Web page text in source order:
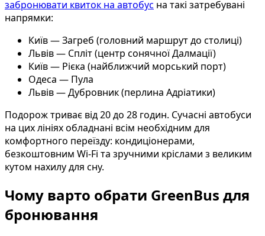
забронювати квиток на автобус на такі затребувані
напрямки:
Київ — Загреб (головний маршрут до столиці)
Львів — Спліт (центр сонячної Далмації)
Київ — Рієка (найближчий морський порт)
Одеса — Пула
Львів — Дубровник (перлина Адріатики)
Подорож триває від 20 до 28 годин. Сучасні автобуси
на цих лініях обладнані всім необхідним для
комфортного переїзду: кондиціонерами,
безкоштовним Wi-Fi та зручними кріслами з великим
кутом нахилу для сну.
Чому варто обрати GreenBus для
бронювання